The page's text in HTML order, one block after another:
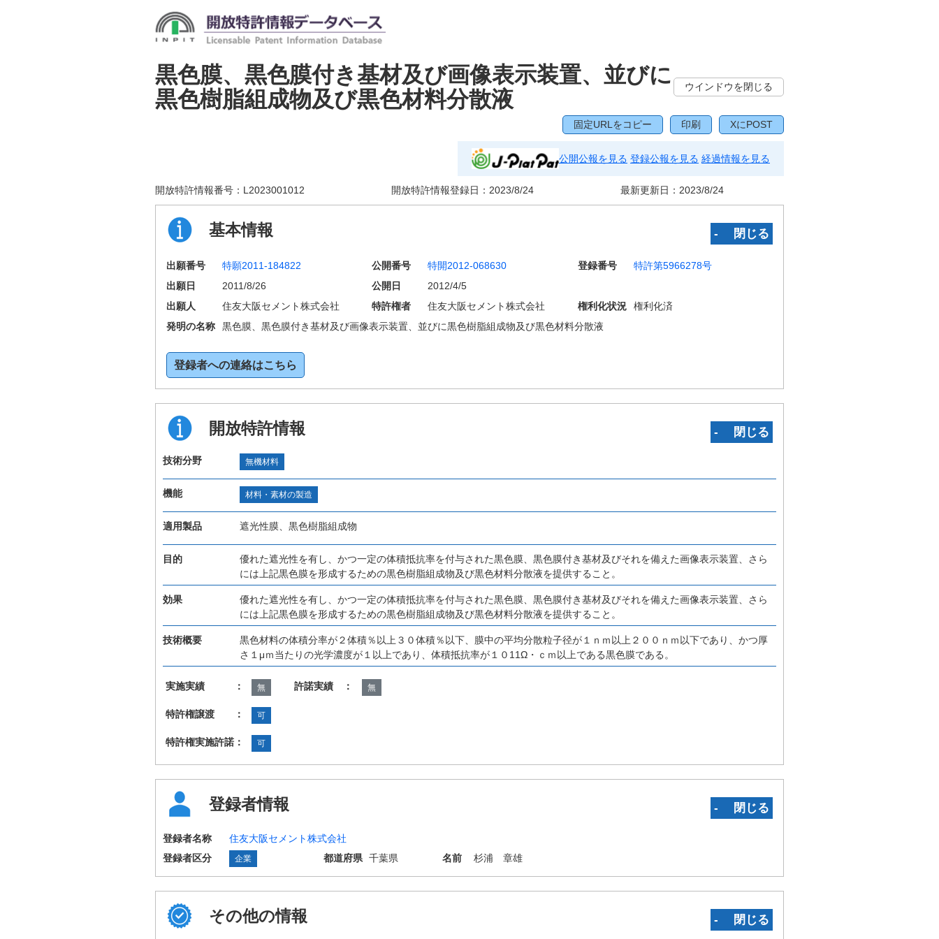
黒色膜、黒色膜付き基材及び画像表示装置、並びに
黒色樹脂組成物及び黒色材料分散液
ウインドウを閉じる
固定URLをコピー 印刷 XにPOST
公開公報を見る 登録公報を見る 経過情報を見る
開放特許情報番号： L2023001012 開放特許情報登録日： 2023/8/24 最新更新日： 2023/8/24
基本情報 ‐ 閉じる
出願番号 特願2011-184822 公開番号 特開2012-068630 登録番号
特許第5966278号
出願日
2011/8/26 公開日
2012/4/5
出願人
住友大阪セメント株式会社 特許権者 住友大阪セメント株式会社 権利化状況
権利化済
発明の名称
黒色膜、黒色膜付き基材及び画像表示装置、並びに黒色樹脂組成物及び黒色材料分散液
登録者への連絡はこちら
開放特許情報 ‐ 閉じる
技術分野 無機材料
機能 材料・素材の製造
適用製品 遮光性膜、黒色樹脂組成物
目的
優れた遮光性を有し、かつ一定の体積抵抗率を付与された黒色膜、黒色膜付き基材及びそれを備えた画像表示装置、さら
には上記黒色膜を形成するための黒色樹脂組成物及び黒色材料分散液を提供すること。
効果
優れた遮光性を有し、かつ一定の体積抵抗率を付与された黒色膜、黒色膜付き基材及びそれを備えた画像表示装置、さら
には上記黒色膜を形成するための黒色樹脂組成物及び黒色材料分散液を提供すること。
技術概要
黒色材料の体積分率が２体積％以上３０体積％以下、膜中の平均分散粒子径が１ｎｍ以上２００ｎｍ以下であり、かつ厚
さ１μｍ当たりの光学濃度が１以上であり、体積抵抗率が１０11Ω・ｃｍ以上である黒色膜である。
実施実績 ： 無 許諾実績 ： 無
特許権譲渡 ： 可
特許権実施許諾： 可
登録者情報 ‐ 閉じる
登録者名称
住友大阪セメント株式会社
登録者区分
企業 都道府県 千葉県 名前 杉浦 章雄
その他の情報 ‐ 閉じる